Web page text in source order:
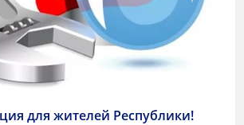
для жителей Республики!